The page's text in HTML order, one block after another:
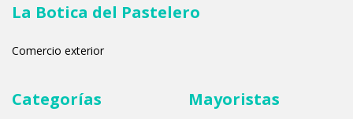
La Botica del Pastelero
Comercio exterior
Categorías Mayoristas